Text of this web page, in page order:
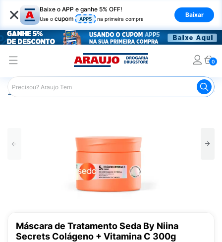
× Baixe o APP e ganhe 5% OFF!
Use o cupom APP5 na primeira compra
Baixar
0
Araujo Cabelo Máscaras
Máscara de Tratamento Seda By Niina
Secrets Colágeno + Vitamina C 300g